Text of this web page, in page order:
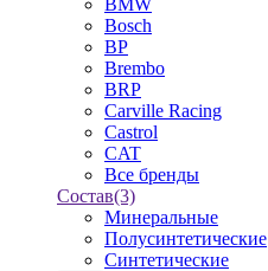
BMW
Bosch
BP
Brembo
BRP
Carville Racing
Castrol
CAT
Все бренды
Состав(3)
Минеральные
Полусинтетические
Синтетические